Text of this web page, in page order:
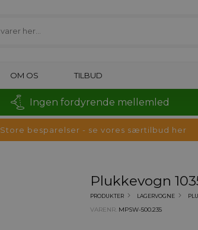
OM OS TILBUD
Ingen fordyrende mellemled
Store besparelser - se vores særtilbud her
Plukkevogn
PRODUKTER LAGERVOGNE
VARENR. MPSW-500.235